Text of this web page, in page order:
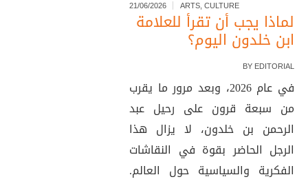
21/06/2026 ARTS,CULTURE
لماذا يجب أن تقرأ للعلامة
ابن خلدون اليوم؟
BY EDITORIAL
في عام 2026، وبعد مرور ما يقرب
من سبعة قرون على رحيل عبد
الرحمن بن خلدون، لا يزال هذا
الرجل الحاضر بقوة في النقاشات
الفكرية والسياسية حول العالم.